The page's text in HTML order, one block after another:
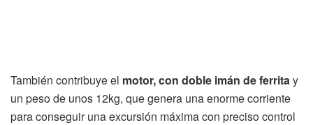
También contribuye el motor, con doble imán de ferrita y
un peso de unos 12kg, que genera una enorme corriente
para conseguir una excursión máxima con preciso control